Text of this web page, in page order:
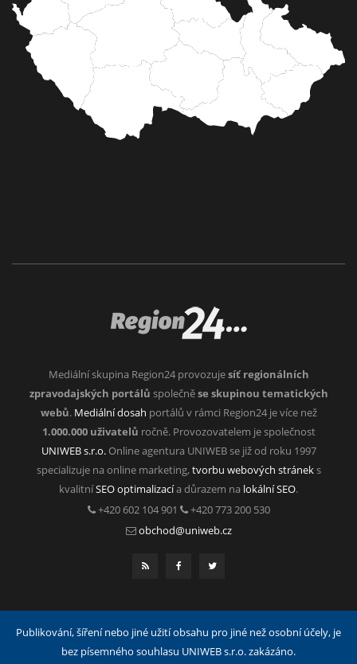
Mediální skupina Region24 provozujesíť regionálních
zpravodajských portálů společněse skupinou tematických
webů. Mediální dosah portálů v rámci Region24 je více než
1.000.000 uživatelů ročně. Provozovatelem je společnost
UNIWEB s.r.o.Online agentura UNIWEB se již od roku 1997
specializuje na online marketing, tvorbu webových stráneks
kvalitníSEO optimalizacía důrazem na lokální SEO.
+420 602 104 901
+420 773 200 530
obchod@uniweb.cz
Publikování, šíření nebo jiné užití obsahu pro jiné než osobní účely, je
bez písemného souhlasu UNIWEB s.r.o. zakázáno.